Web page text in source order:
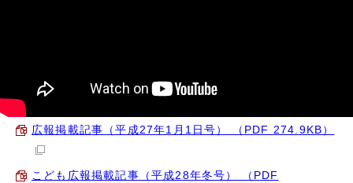
広報掲載記事（平成27年1月1日号） （PDF 274.9KB）
こども広報掲載記事（平成28年冬号） （PDF